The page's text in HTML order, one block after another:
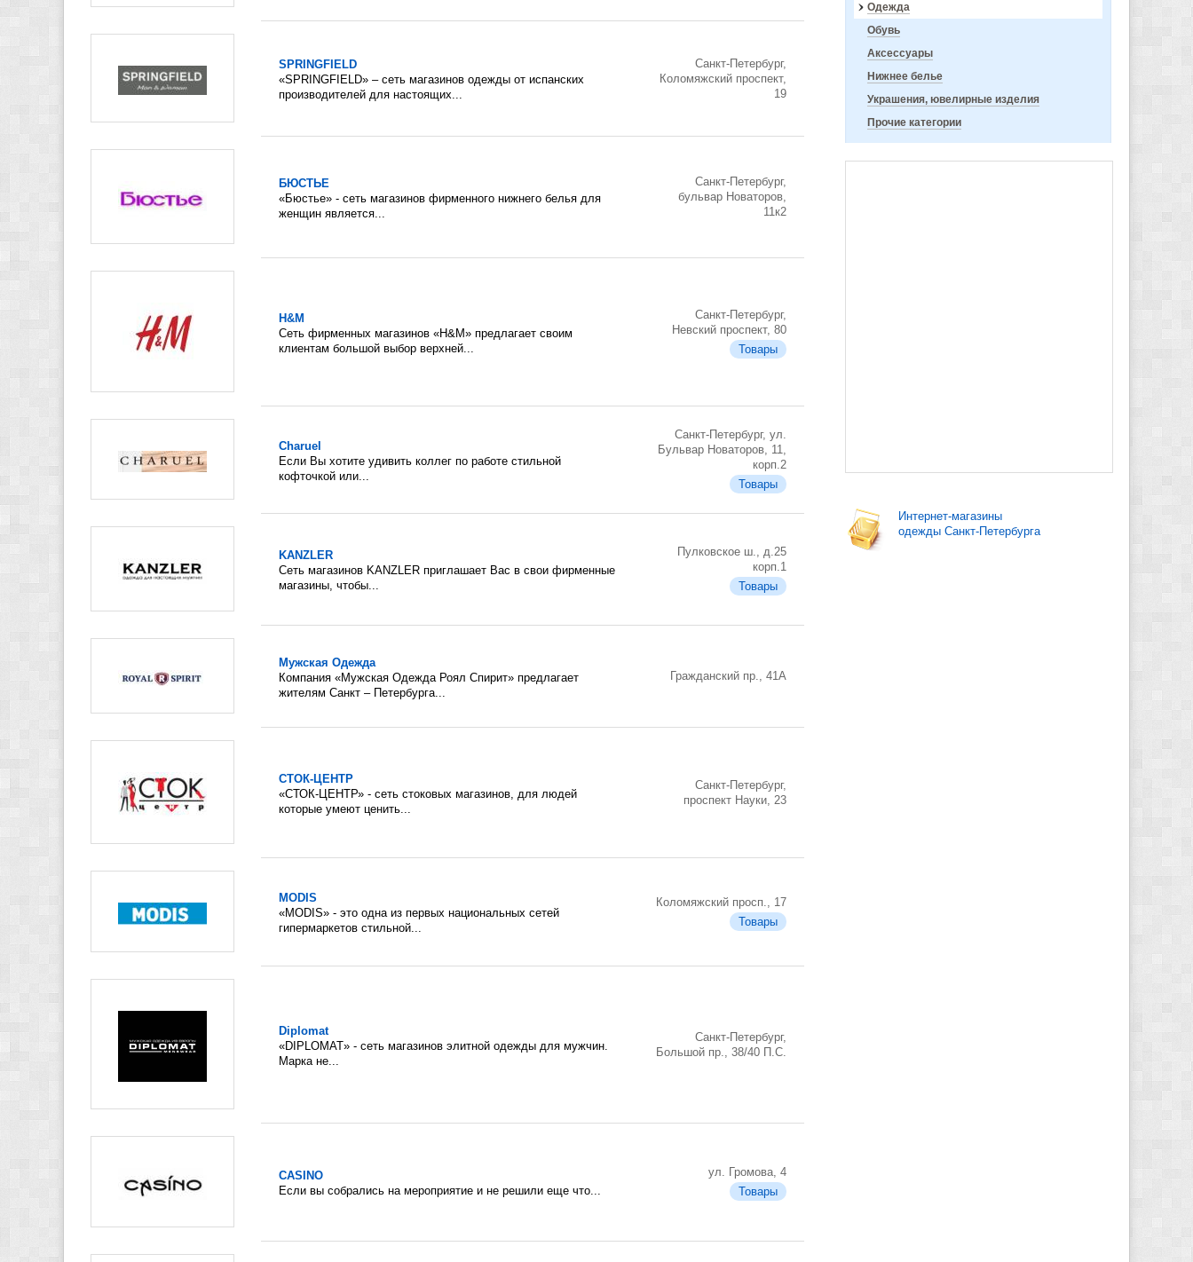
Одежда
Обувь
Аксессуары
Нижнее белье
Украшения, ювелирные изделия
Прочие категории
Интернет-магазины
одежды Санкт-Петербурга
SPRINGFIELD
«SPRINGFIELD» – сеть магазинов одежды от испанских
производителей для настоящих...
Санкт-Петербург,
Коломяжский проспект,
19
БЮСТЬЕ
«Бюстье» - сеть магазинов фирменного нижнего белья для
женщин является...
Санкт-Петербург,
бульвар Новаторов,
11к2
H&M
Сеть фирменных магазинов «H&M» предлагает своим
клиентам большой выбор верхней...
Санкт-Петербург,
Невский проспект, 80
Товары
Charuel
Если Вы хотите удивить коллег по работе стильной
кофточкой или...
Санкт-Петербург, ул.
Бульвар Новаторов, 11,
корп.2
Товары
KANZLER
Сеть магазинов KANZLER приглашает Вас в свои фирменные
магазины, чтобы...
Пулковское ш., д.25
корп.1
Товары
Мужская Одежда
Компания «Мужская Одежда Роял Спирит» предлагает
жителям Санкт – Петербурга...
Гражданский пр., 41А
СТОК-ЦЕНТР
«СТОК-ЦЕНТР» - сеть стоковых магазинов, для людей
которые умеют ценить...
Санкт-Петербург,
проспект Науки, 23
MODIS
«MODIS» - это одна из первых национальных сетей
гипермаркетов стильной...
Коломяжский просп., 17
Товары
Diplomat
«DIPLOMAT» - сеть магазинов элитной одежды для мужчин.
Марка не...
Санкт-Петербург,
Большой пр., 38/40 П.С.
CASINO
Если вы собрались на мероприятие и не решили еще что...
ул. Громова, 4
Товары